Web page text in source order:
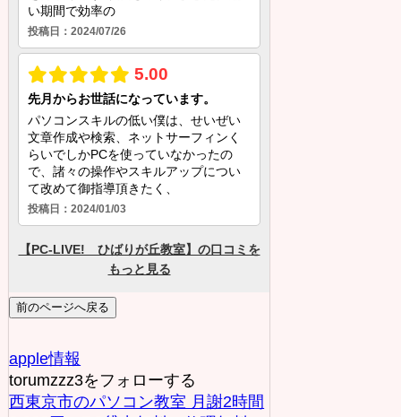
前のページへ戻る
apple情報
torumzzz3をフォローする
西東京市のパソコン教室 月謝2時間